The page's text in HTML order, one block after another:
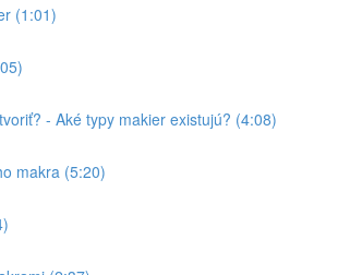
(1:01)
- Aké typy makier existujú? (4:08)
makra (5:20)